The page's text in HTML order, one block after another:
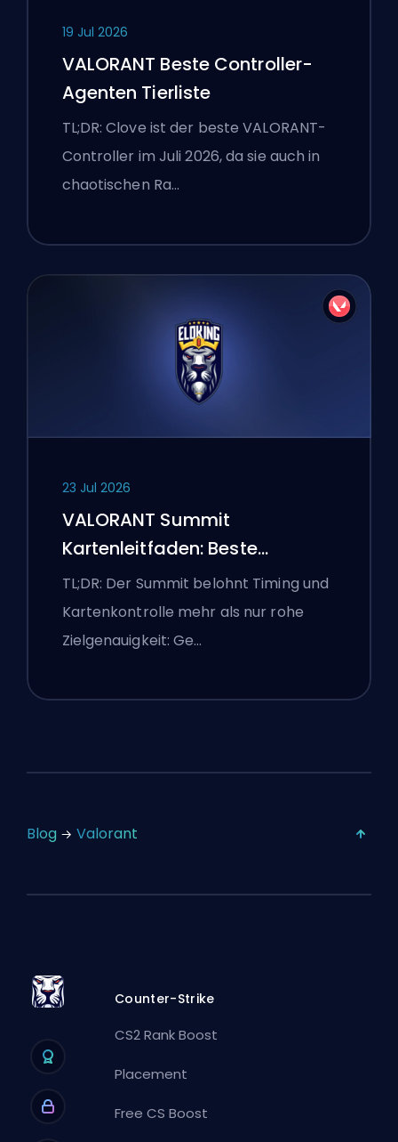
19 Jul 2026
VALORANT Beste Controller-
Agenten Tierliste
TL;DR: Clove ist der beste VALORANT-
Controller im Juli 2026, da sie auch in
chaotischen Ra…
23 Jul 2026
VALORANT Summit
Kartenleitfaden: Beste
Agenten, Callouts und
Smokes
TL;DR: Der Summit belohnt Timing und
Kartenkontrolle mehr als nur rohe
Zielgenauigkeit: Ge…
Blog Valorant
Counter-Strike
CS2 Rank Boost
Placement
Free CS Boost